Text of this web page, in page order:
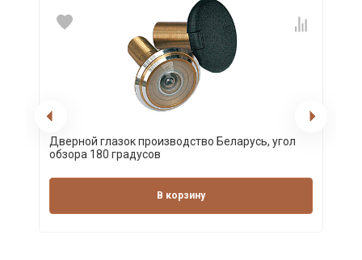
Дверной глазок производство Беларусь, угол
обзора 180 градусов
В корзину